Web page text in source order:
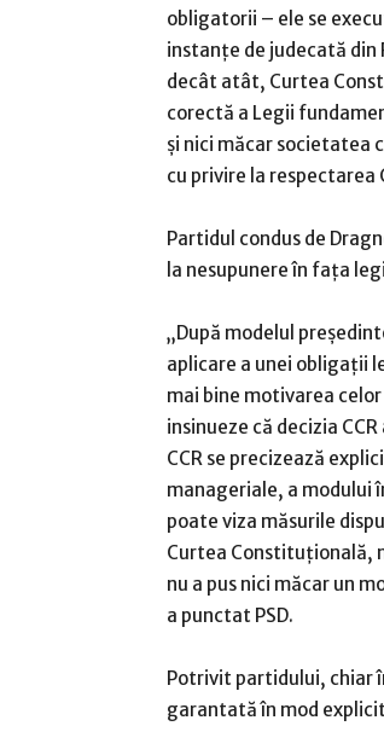
obligatorii – ele se
instanţe de judecată din
decât atât, Curtea
corectă a Legii
şi nici măcar societatea
cu privire la respectarea
Partidul condus de
la nesupunere în faţa
„După modelul
aplicare a unei obligaţii
mai bine motivarea
insinueze că decizia
CCR se precizează
manageriale, a modului
poate viza măsurile
Curtea Constituţională,
nu a pus nici măcar un
a punctat PSD.
Potrivit partidului, chiar
garantată în mod